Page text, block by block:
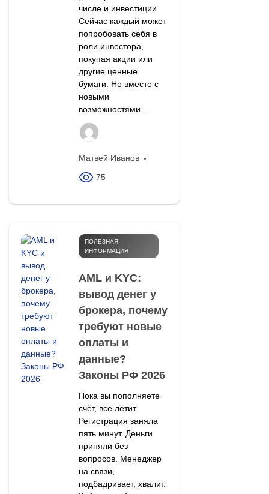
числе и инвестиции.
Сейчас каждый может
попробовать себя в
роли инвестора,
покупая акции или
другие ценные
бумаги. Но вместе с
новыми
возможностями...
Матвей Иванов
75
ПОЛЕЗНАЯ
ИНФОРМАЦИЯ
AML и KYC:
вывод денег у
брокера, почему
требуют новые
оплаты и
данные?
Законы РФ 2026
Пока вы пополняете
счёт, всё летит.
Регистрация заняла
пять минут. Деньги
приняли без
вопросов. Менеджер
на связи,
подбадривает, хвалит.